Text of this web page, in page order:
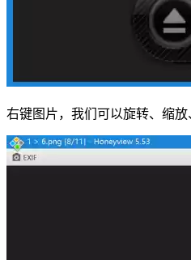
右键图片，我们可以旋转、缩放